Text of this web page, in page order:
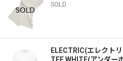
SOLD
ELECTRIC(エレクト